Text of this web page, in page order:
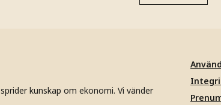
sprider kunskap om ekonomi. Vi vänder